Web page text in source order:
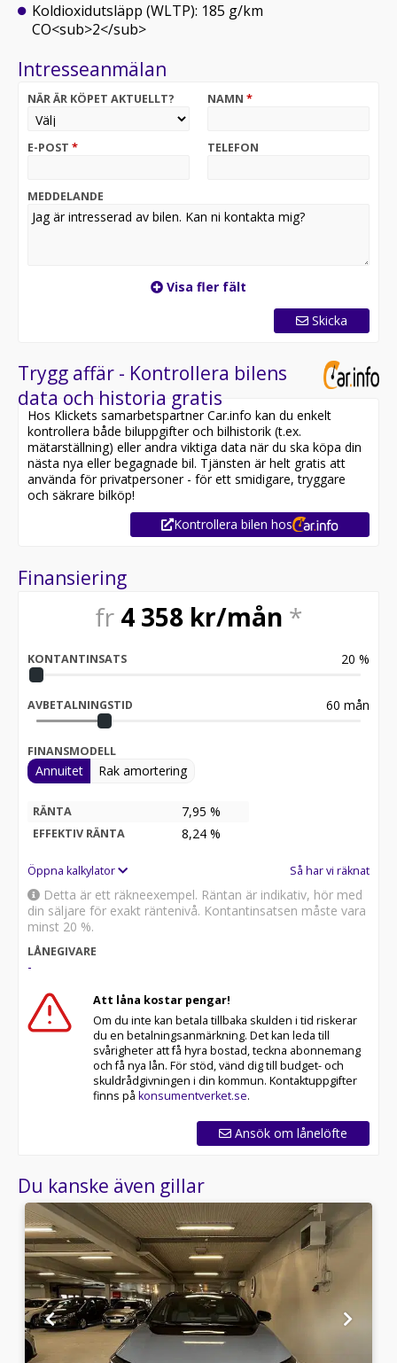
Koldioxidutsläpp (WLTP): 185 g/km
CO<sub>2</sub>
Intresseanmälan
NÄR ÄR KÖPET AKTUELLT? NAMN *
E-POST * TELEFON
MEDDELANDE
Visa fler fält
Skicka
Trygg affär - Kontrollera bilens
data och historia gratis
Hos Klickets samarbetspartner Car.info kan du enkelt
kontrollera både biluppgifter och bilhistorik (t.ex.
mätarställning) eller andra viktiga data när du ska köpa din
nästa nya eller begagnade bil. Tjänsten är helt gratis att
använda för privatpersoner - för ett smidigare, tryggare
och säkrare bilköp!
Kontrollera bilen hos
Finansiering
fr 4 358 kr/mån *
KONTANTINSATS 20 %
AVBETALNINGSTID 60 mån
FINANSMODELL
Annuitet Rak amortering
RÄNTA 7,95 %
EFFEKTIV RÄNTA 8,24 %
Öppna kalkylator Så har vi räknat
Detta är ett räkneexempel. Räntan är indikativ, hör med
din säljare för exakt räntenivå. Kontantinsatsen måste vara
minst 20 %.
LÅNEGIVARE
-
Att låna kostar pengar!
Om du inte kan betala tillbaka skulden i tid riskerar
du en betalningsanmärkning. Det kan leda till
svårigheter att få hyra bostad, teckna abonnemang
och få nya lån. För stöd, vänd dig till budget- och
skuldrådgivningen i din kommun. Kontaktuppgifter
finns på konsumentverket.se.
Ansök om lånelöfte
Du kanske även gillar